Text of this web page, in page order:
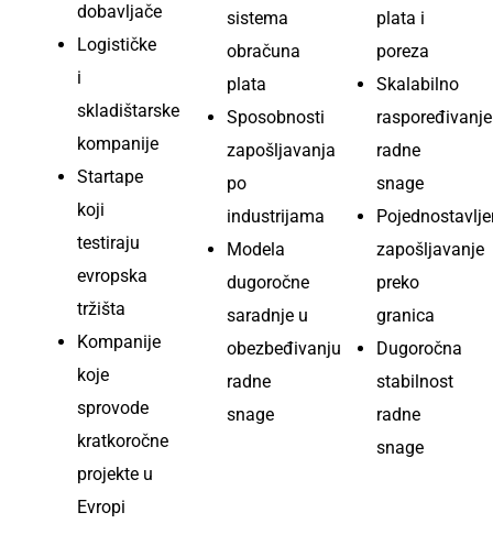
dobavljače
Logističke
i
skladištarske
kompanije
Startape
koji
testiraju
evropska
tržišta
Kompanije
koje
sprovode
kratkoročne
projekte u
Evropi
sistema
obračuna
plata
Sposobnosti
zapošljavanja
po
industrijama
Modela
dugoročne
saradnje u
obezbeđivanju
radne
snage
plata i
poreza
Skalabilno
raspoređivanje
radne
snage
zapošljavanje
preko
granica
Dugoročna
stabilnost
radne
snage